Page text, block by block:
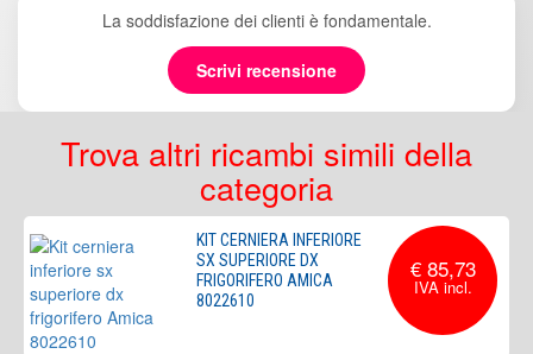
La soddisfazione dei clienti è fondamentale.
Scrivi recensione
Trova altri ricambi simili della
categoria
KIT CERNIERA INFERIORE
SX SUPERIORE DX
FRIGORIFERO AMICA
8022610
€ 85,73